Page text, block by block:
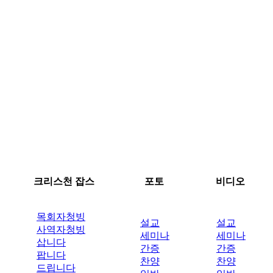
크리스천 잡스 포토 비디오
목회자청빙
사역자청빙
삽니다
팝니다
드립니다
설교
세미나
간증
찬양
설교
세미나
간증
찬양